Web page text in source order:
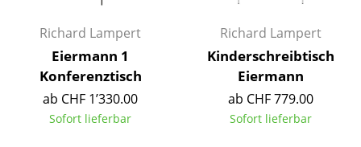
Stehtische & Stehpulte
Kindertische
Gartentische
Richard Lampert
Eiermann 1
Konferenztisch
ab CHF 1’330.00
Sofort lieferbar
Richard Lampert
Kinderschreibtisch
Eiermann
ab CHF 779.00
Sofort lieferbar